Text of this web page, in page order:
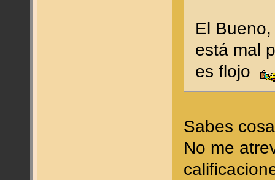
El
está mal
es flojo
Sabes
No me